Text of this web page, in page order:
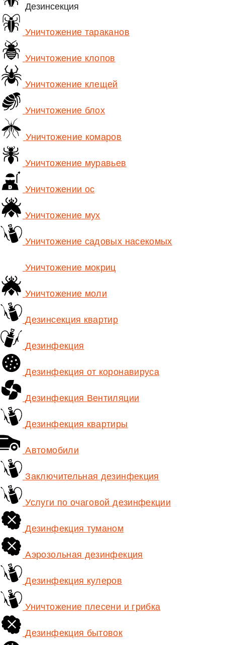
Дезинсекция
Уничтожение тараканов
Уничтожение клопов
Уничтожение клещей
Уничтожение блох
Уничтожение комаров
Уничтожение муравьев
Уничтожении ос
Уничтожение мух
Уничтожение садовых насекомых
Уничтожение мокриц
Уничтожение моли
Дезинсекция квартир
Дезинфекция
Дезинфекция от коронавируса
Дезинфекция Вентиляции
Дезинфекция квартиры
Автомобили
Заключительная дезинфекция
Услуги по очаговой дезинфекции
Дезинфекция туманом
Аэрозольная дезинфекция
Дезинфекция кулеров
Уничтожение плесени и грибка
Дезинфекция бытовок